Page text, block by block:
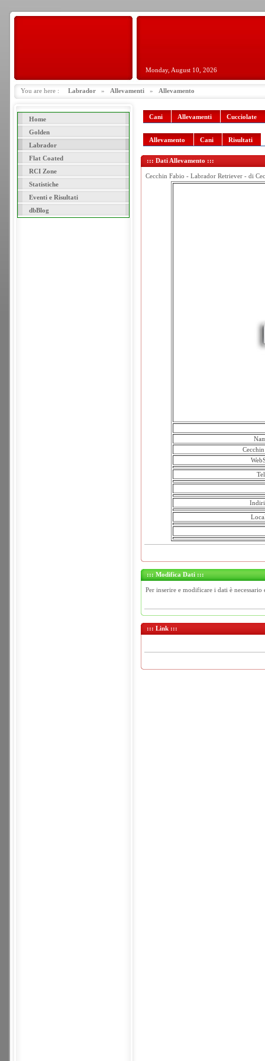
Monday, August 10, 2026
You are here : Labrador » Allevamenti » Allevamento
Home
Golden
Labrador
Flat Coated
RCI Zone
Statistiche
Eventi e Risultati
dbBlog
Cani Allevamenti Cucciolate
Allevamento Cani Risultati
::: Dati Allevamento :::
Cecchin Fabio - Labrador Retriever - di
::: Modifica Dati :::
Per inserire e modificare i dati è necessario
::: Link :::